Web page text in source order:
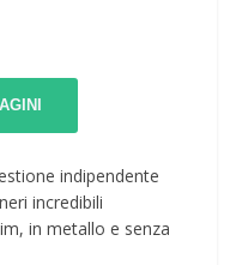
indipendente
incredibili
in metallo e senza